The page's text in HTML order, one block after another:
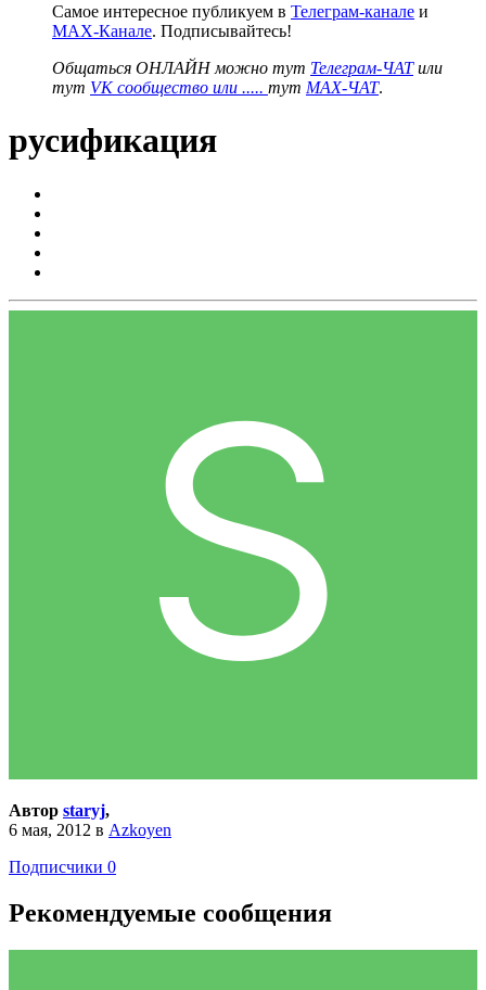
Самое интересное публикуем в Телеграм-канале и
MAX-Канале. Подписывайтесь!
Общаться ОНЛАЙН можно тут Телеграм-ЧАТили
тут VK сообщество или ..... тут MAX-ЧАТ.
русификация
Автор staryj,
6 мая, 2012 в Azkoyen
Подписчики 0
Рекомендуемые сообщения